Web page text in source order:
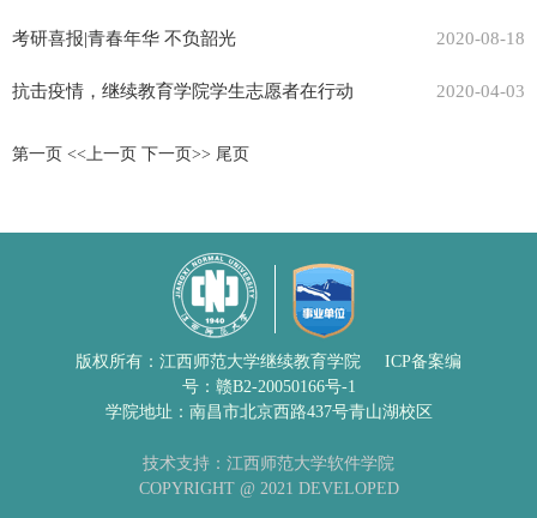
考研喜报|青春年华 不负韶光 2020-08-18
抗击疫情，继续教育学院学生志愿者在行动 2020-04-03
第一页 <<上一页 下一页>> 尾页
版权所有：江西师范大学继续教育学院
ICP备案编
号：赣B2-20050166号-1
学院地址：南昌市北京西路437号青山湖校区
技术支持：江西师范大学软件学院
COPYRIGHT @ 2021 DEVELOPED